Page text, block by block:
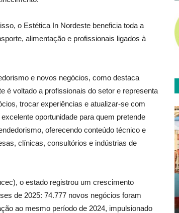
o Estética In Nordeste beneficia toda a
alimentação e profissionais ligados à
e novos negócios, como destaca
é voltado a profissionais do setor e representa
trocar experiências e atualizar-se com
oportunidade para quem pretende
oferecendo conteúdo técnico e
clínicas, consultórios e indústrias de
o estado registrou um crescimento
de 2025: 74.777 novos negócios foram
ao mesmo período de 2024, impulsionado